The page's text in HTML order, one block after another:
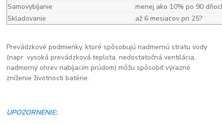
Samovybíjanie
menej ako 10% po 90
Skladovanie
až 6 mesiacov pri 25?
Prevádzkové podmienky, ktoré spôsobujú nadmernú stratu vody
(napr. vysoká prevádzková teplota, nedostatočná ventilácia,
nadmerný ohrev nabíjacím prúdom) môžu spôsobiť výrazné
zníženie životnosti batérie.
UPOZORNENIE: